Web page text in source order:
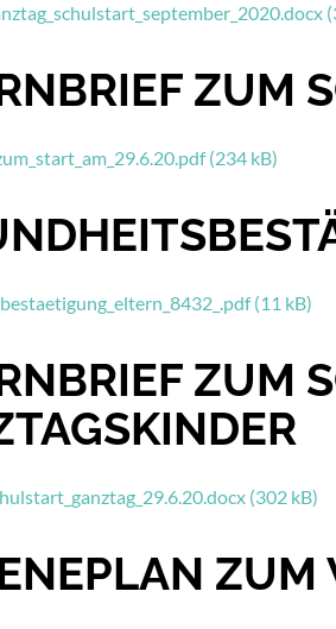
ZUM
(234 kB)
(11 kB)
ZUM
(302 kB)